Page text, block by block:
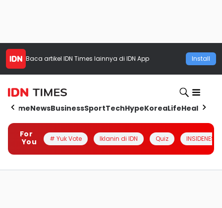
Baca artikel IDN Times lainnya di IDN App Install
HomeNewsBusinessSportTechHypeKoreaLifeHealth
For
You
# Yuk Vote Iklanin di IDN Quiz INSIDENESIA